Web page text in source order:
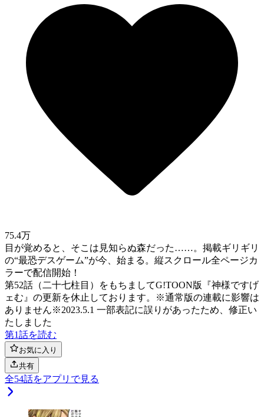
75.4万
目が覚めると、そこは見知らぬ森だった……。掲載ギリギリ
の“最恐デスゲーム”が今、始まる。縦スクロール全ページカ
ラーで配信開始！
第52話（二十七柱目）をもちましてG!TOON版『神様ですげ
ェむ』の更新を休止しております。※通常版の連載に影響は
ありません※2023.5.1 一部表記に誤りがあったため、修正い
たしました
第1話を読む
お気に入り
共有
全54話をアプリで見る